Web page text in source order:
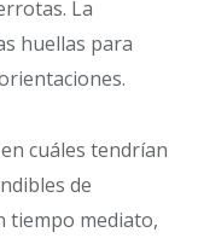
La
huellas para
cuáles tendrían
de
tiempo mediato,